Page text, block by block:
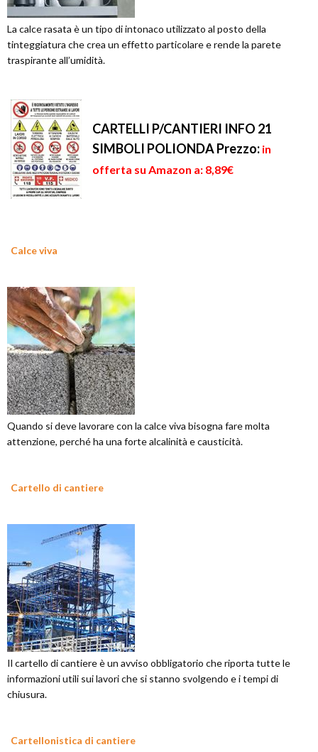
La calce rasata è un tipo di intonaco utilizzato al posto della
tinteggiatura che crea un effetto particolare e rende la parete
traspirante all’umidità.
CARTELLI P/CANTIERI INFO 21
SIMBOLI POLIONDAPrezzo: in
offerta su Amazon a: 8,89€
Calce viva
Quando si deve lavorare con la calce viva bisogna fare molta
attenzione, perché ha una forte alcalinità e causticità.
Cartello di cantiere
Il cartello di cantiere è un avviso obbligatorio che riporta tutte le
informazioni utili sui lavori che si stanno svolgendo e i tempi di
chiusura.
Cartellonistica di cantiere